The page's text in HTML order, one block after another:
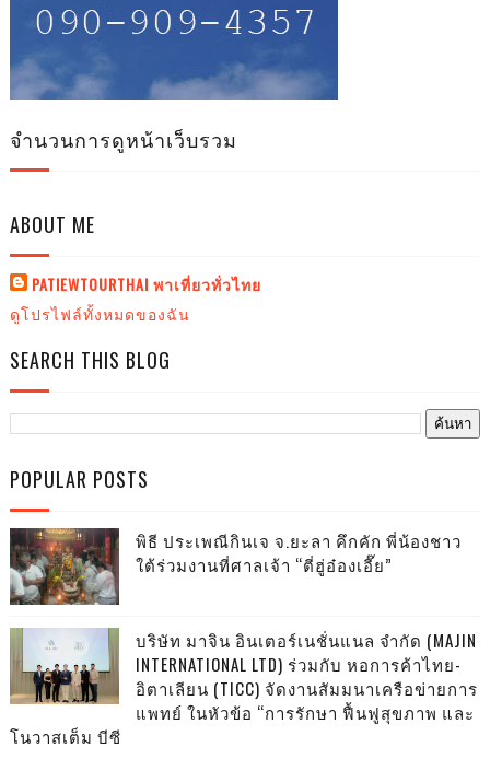
จำนวนการดูหน้าเว็บรวม
ABOUT ME
PATIEWTOURTHAI พาเที่ยวทั่วไทย
ดูโปรไฟล์ทั้งหมดของฉัน
SEARCH THIS BLOG
POPULAR POSTS
พิธี ประเพณีกินเจ จ.ยะลา คึกคัก พี่น้องชาว
ใต้ร่วมงานที่ศาลเจ้า “ตี่ฮู่อ๋องเอี๊ย”
บริษัท มาจิน อินเตอร์เนชั่นแนล จำกัด (MAJIN
INTERNATIONAL LTD) ร่วมกับ หอการค้าไทย-
อิตาเลียน (TICC) จัดงานสัมมนาเครือข่ายการ
แพทย์ ในหัวข้อ “การรักษา ฟื้นฟูสุขภาพ และ
โนวาสเต็ม บีซี